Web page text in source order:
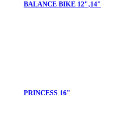
BALANCE BIKE 12",14"
PRINCESS 16"